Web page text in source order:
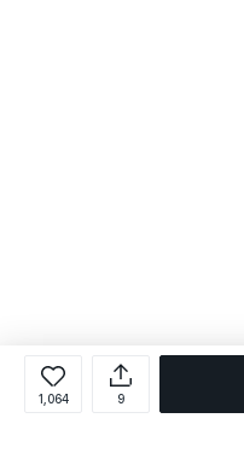
1,064 9